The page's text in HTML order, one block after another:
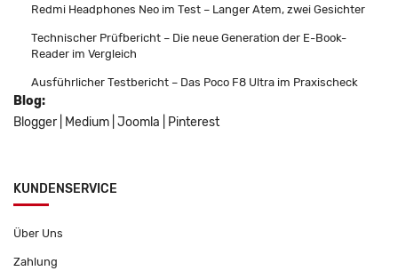
Redmi Headphones Neo im Test – Langer Atem, zwei Gesichter
Technischer Prüfbericht – Die neue Generation der E-Book-
Reader im Vergleich
Ausführlicher Testbericht – Das Poco F8 Ultra im Praxischeck
Blog:
Blogger
Medium Joomla Pinterest
KUNDENSERVICE
Über Uns
Zahlung